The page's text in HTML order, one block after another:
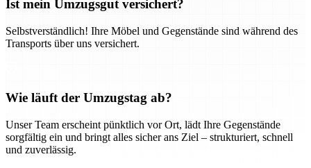
Ist mein Umzugsgut versichert?
Selbstverständlich! Ihre Möbel und Gegenstände sind während des
Transports über uns versichert.
Wie läuft der Umzugstag ab?
Unser Team erscheint pünktlich vor Ort, lädt Ihre Gegenstände
sorgfältig ein und bringt alles sicher ans Ziel – strukturiert, schnell
und zuverlässig.